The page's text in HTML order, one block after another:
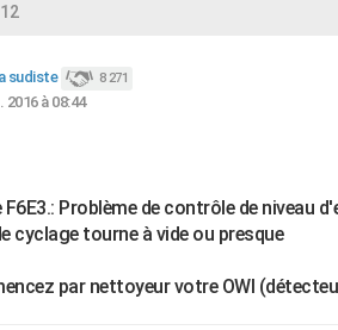
sudiste 8 271
2016 à 08:44
F6E3.: Problème de contrôle de niveau
cyclage tourne à vide ou presque
par nettoyeur votre OWI